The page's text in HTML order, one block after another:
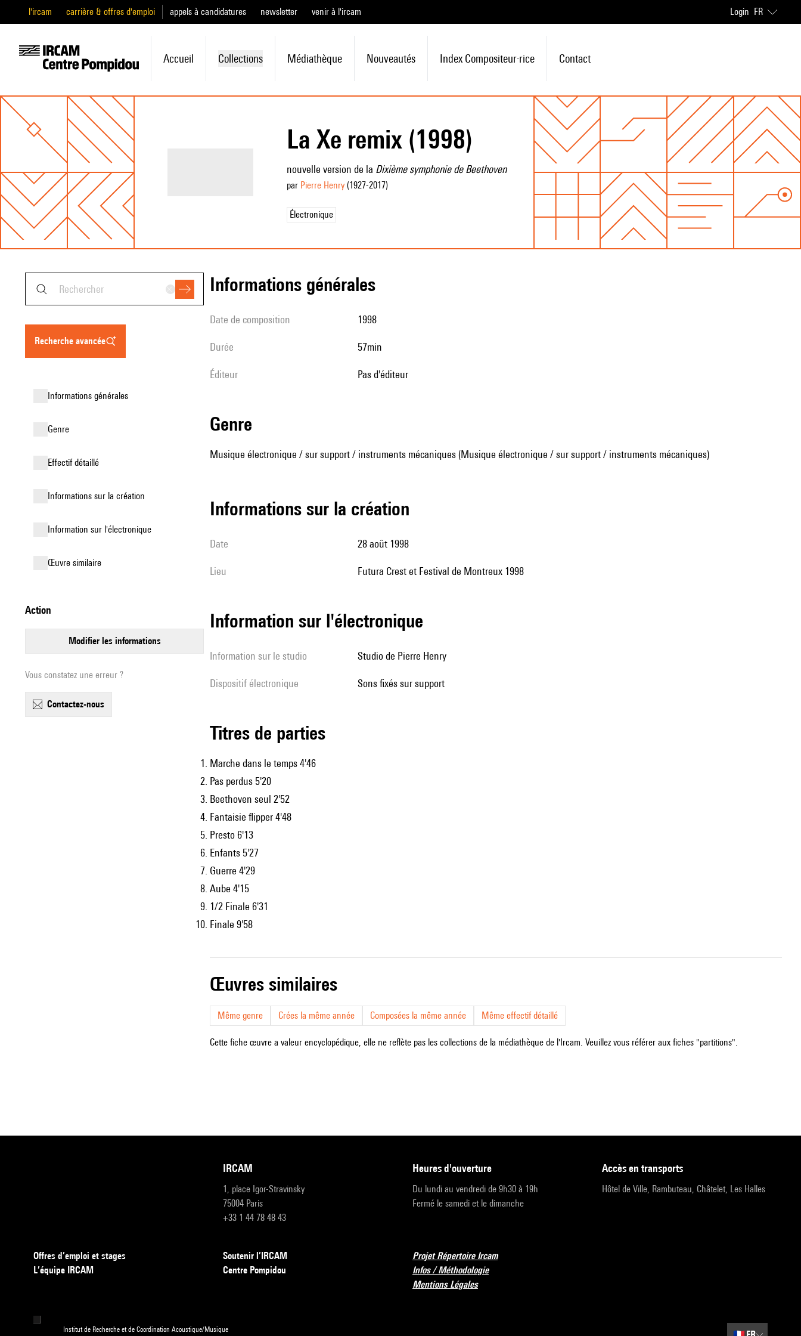
l'ircam carrière & offres d'emploi appels à candidatures newsletter venir à l'ircam Login FR
Accueil Collections Médiathèque Nouveautés Index Compositeur·rice Contact
La Xe remix (1998)
nouvelle version de la Dixième symphonie de Beethoven
par Pierre Henry(1927-2017)
Électronique
recherche avancée
informations générales
genre
effectif détaillé
informations sur la création
Information sur l'électronique
œuvre similaire
action
modifier les informations
Vous constatez une erreur ?
contactez-nous
informations générales
date de composition 1998
durée 57min
éditeur pas d'éditeur
genre
Musique électronique / sur support / instruments mécaniques (Musique électronique / sur support / instruments mécaniques)
informations sur la création
date 28 août 1998
lieu Futura Crest et Festival de Montreux 1998
Information sur l'électronique
Information sur le studio Studio de Pierre Henry
Dispositif électronique sons fixés sur support
Titres de parties
Marche dans le temps 4'46
Pas perdus 5'20
Beethoven seul 2'52
Fantaisie flipper 4'48
Presto 6'13
Enfants 5'27
Guerre 4'29
Aube 4'15
1/2 Finale 6'31
Finale 9'58
œuvres similaires
Même genre Crées la même année Composées la même année Même effectif détaillé
Cette fiche œuvre a valeur encyclopédique, elle ne reflète pas les collections de la médiathèque de l'Ircam. Veuillez vous référer aux fiches "partitions".
IRCAM
1, place Igor-Stravinsky
75004 Paris
+33 1 44 78 48 43
heures d'ouverture
Du lundi au vendredi de 9h30 à 19h
Fermé le samedi et le dimanche
accès en transports
Hôtel de Ville, Rambuteau, Châtelet, Les Halles
Offres d’emploi et stages
L’équipe IRCAM
Soutenir l’IRCAM
Centre Pompidou
Projet Répertoire Ircam
Infos / Méthodologie
Mentions Légales
Institut de Recherche et de Coordination Acoustique/Musique